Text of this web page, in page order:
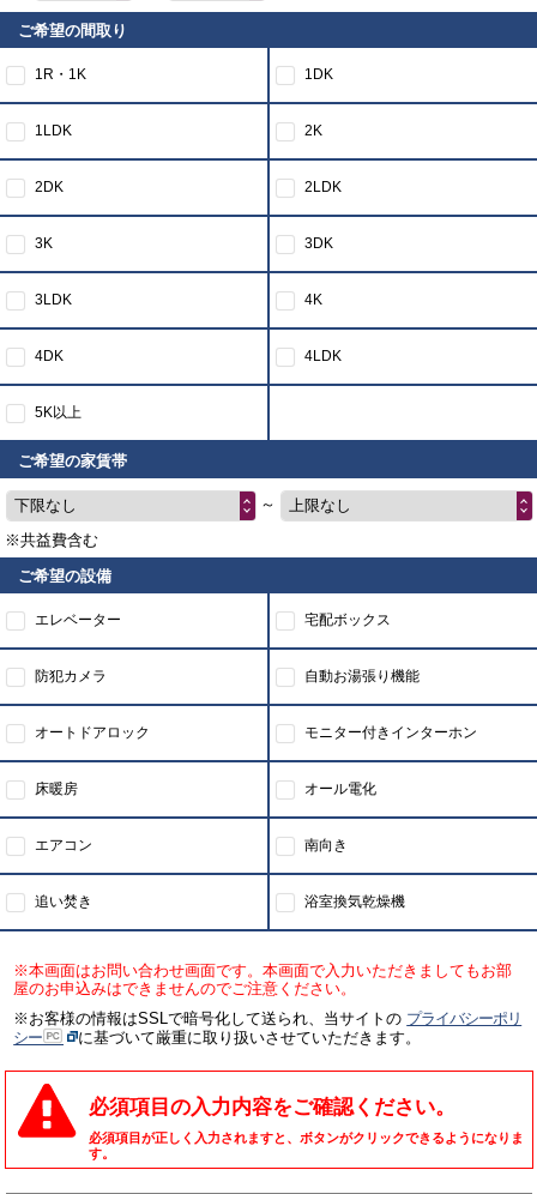
ご希望の間取り
1R・1K 1DK
1LDK 2K
2DK 2LDK
3K 3DK
3LDK 4K
4DK 4LDK
5K以上
ご希望の家賃帯
下限なし ～
上限なし
※共益費含む
ご希望の設備
エレベーター 宅配ボックス
防犯カメラ 自動お湯張り機能
オートドアロック モニター付きインターホン
床暖房 オール電化
エアコン 南向き
追い焚き 浴室換気乾燥機
※本画面はお問い合わせ画面です。本画面で入力いただきましてもお部
屋のお申込みはできませんのでご注意ください。
※お客様の情報はSSLで暗号化して送られ、当サイトの プライバシーポリ
シー
に基づいて厳重に取り扱いさせていただきます。
必須項目の入力内容をご確認ください。
必須項目が正しく入力されますと、ボタンがクリックできるようになりま
す。